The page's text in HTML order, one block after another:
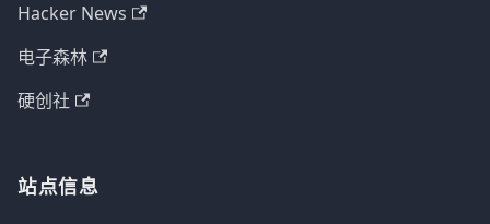
Hacker News
电子森林
硬创社
站点信息